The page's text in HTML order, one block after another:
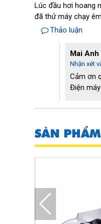
Phụ
các địa
về vấn đề
Máy bơm
hành rất êm
Lúc đầu hơi hoang
đã thử máy chạy
Thảo luận
Mai Anh
Nhận xét
Cảm ơn
Điện
SẢN